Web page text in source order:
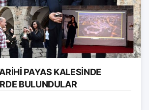
PAYAS KALESİNDE
BULUNDULAR